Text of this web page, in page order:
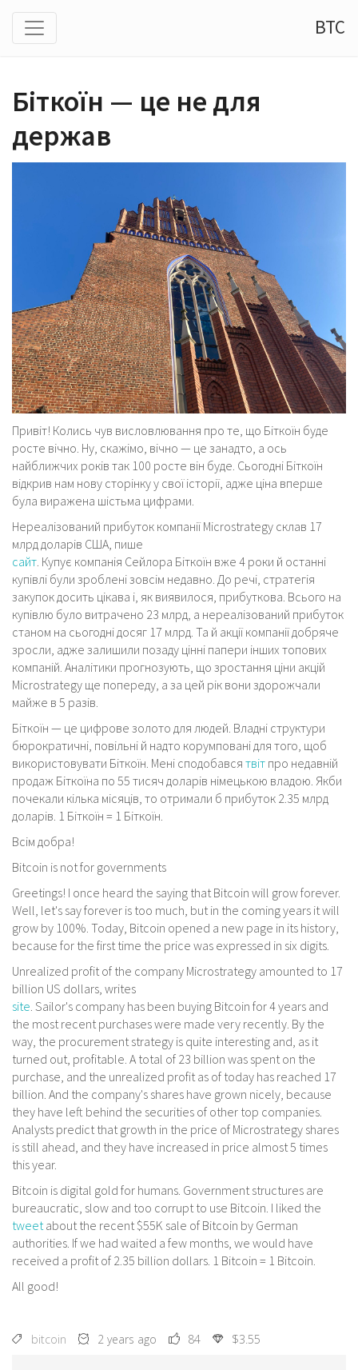
BTC
Біткоїн — це не для
держав
Привіт! Колись чув висловлювання про те, що Біткоїн буде
росте вічно. Ну, скажімо, вічно — це занадто, а ось
найближчих років так 100 росте він буде. Сьогодні Біткоїн
відкрив нам нову сторінку у свої історії, адже ціна вперше
була виражена шістьма цифрами.
Нереалізований прибуток компанії Microstrategy склав 17
млрд доларів США, пише
сайт . Купує компанія Сейлора Біткоїн вже 4 роки й останні
купівлі були зроблені зовсім недавно. До речі, стратегія
закупок досить цікава і, як виявилося, прибуткова. Всього на
купівлю було витрачено 23 млрд, а нереалізований прибуток
станом на сьогодні досяг 17 млрд. Та й акції компанії добряче
зросли, адже залишили позаду цінні папери інших топових
компаній. Аналітики прогнозують, що зростання ціни акцій
Microstrategy ще попереду, а за цей рік вони здорожчали
майже в 5 разів.
Біткоїн — це цифрове золото для людей. Владні структури
бюрократичні, повільні й надто корумповані для того, щоб
використовувати Біткоїн. Мені сподобався твіт про недавній
продаж Біткоїна по 55 тисяч доларів німецькою владою. Якби
почекали кілька місяців, то отримали б прибуток 2.35 млрд
доларів. 1 Біткоїн = 1 Біткоїн.
Всім добра!
Bitcoin is not for governments
Greetings! I once heard the saying that Bitcoin will grow forever.
Well, let's say forever is too much, but in the coming years it will
grow by 100%. Today, Bitcoin opened a new page in its history,
because for the first time the price was expressed in six digits.
Unrealized profit of the company Microstrategy amounted to 17
billion US dollars, writes
site . Sailor's company has been buying Bitcoin for 4 years and
the most recent purchases were made very recently. By the
way, the procurement strategy is quite interesting and, as it
turned out, profitable. A total of 23 billion was spent on the
purchase, and the unrealized profit as of today has reached 17
billion. And the company's shares have grown nicely, because
they have left behind the securities of other top companies.
Analysts predict that growth in the price of Microstrategy shares
is still ahead, and they have increased in price almost 5 times
this year.
Bitcoin is digital gold for humans. Government structures are
bureaucratic, slow and too corrupt to use Bitcoin. I liked the
tweet about the recent $55K sale of Bitcoin by German
authorities. If we had waited a few months, we would have
received a profit of 2.35 billion dollars. 1 Bitcoin = 1 Bitcoin.
All good!
bitcoin 2 years ago 84 $3.55